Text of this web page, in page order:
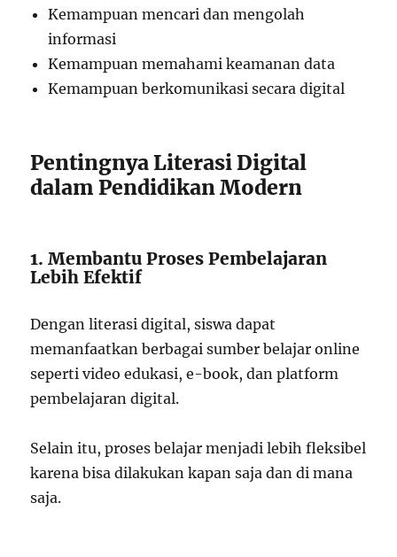
Kemampuan mencari dan mengolah
informasi
Kemampuan memahami keamanan data
Kemampuan berkomunikasi secara digital
Pentingnya Literasi Digital
dalam Pendidikan Modern
1. Membantu Proses Pembelajaran
Lebih Efektif
Dengan literasi digital, siswa dapat
memanfaatkan berbagai sumber belajar online
seperti video edukasi, e-book, dan platform
pembelajaran digital.
Selain itu, proses belajar menjadi lebih fleksibel
karena bisa dilakukan kapan saja dan di mana
saja.